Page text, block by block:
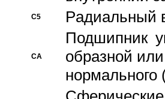
C5 Pадиальный
CA
Подшипник
образной
нормального